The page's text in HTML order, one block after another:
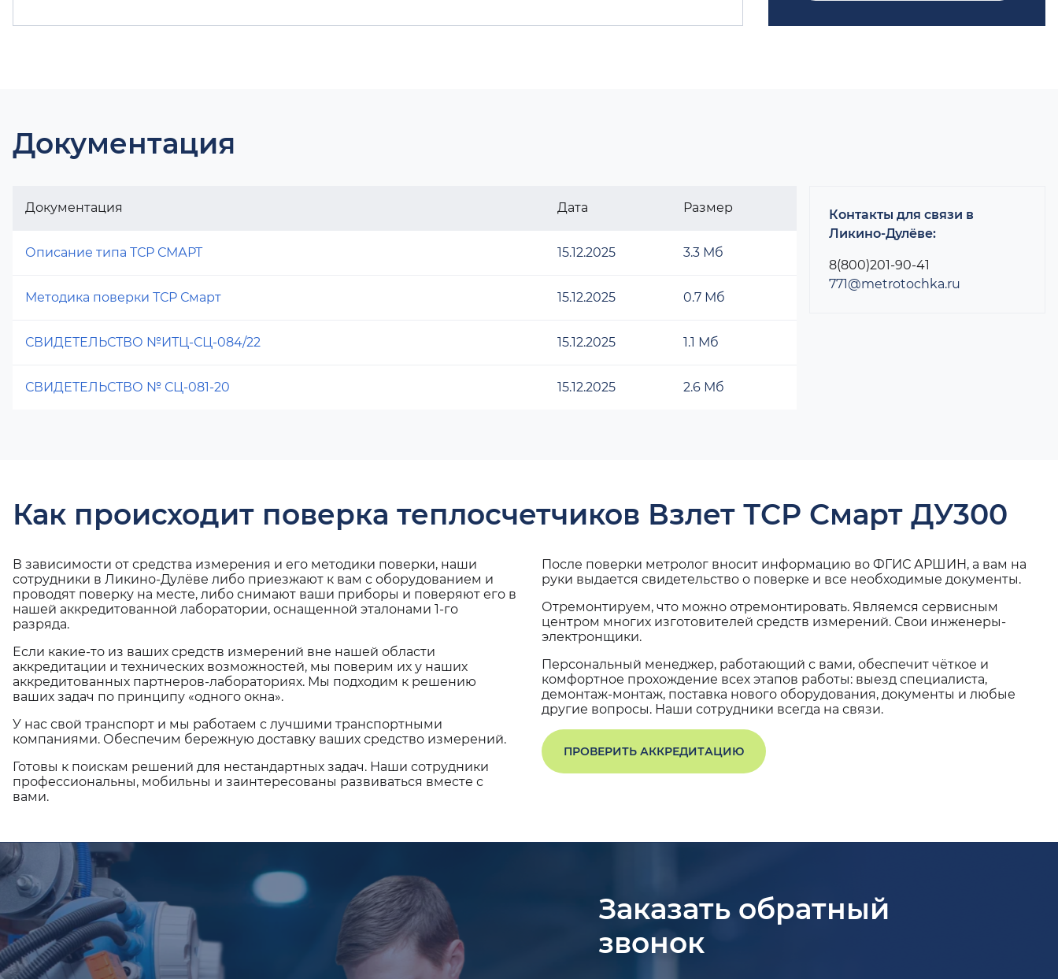
Документация
Документация Дата Размер
Описание типа ТСР СМАРТ 15.12.2025 3.3 Мб
Методика поверки ТСР Смарт 15.12.2025 0.7 Мб
СВИДЕТЕЛЬСТВО №ИТЦ-СЦ-084/22 15.12.2025 1.1 Мб
СВИДЕТЕЛЬСТВО № СЦ-081-20 15.12.2025 2.6 Мб
Контакты для связи в
Ликино-Дулёве:
8(800)201-90-41
771@metrotochka.ru
Как происходит поверка теплосчетчиков Взлет ТСР Смарт ДУ300
В зависимости от средства измерения и его методики поверки, наши
сотрудники в Ликино-Дулёве либо приезжают к вам с оборудованием и
проводят поверку на месте, либо снимают ваши приборы и поверяют его в
нашей аккредитованной лаборатории, оснащенной эталонами 1-го
разряда.
Если какие-то из ваших средств измерений вне нашей области
аккредитации и технических возможностей, мы поверим их у наших
аккредитованных партнеров-лабораториях. Мы подходим к решению
ваших задач по принципу «одного окна».
У нас свой транспорт и мы работаем с лучшими транспортными
компаниями. Обеспечим бережную доставку ваших средство измерений.
Готовы к поискам решений для нестандартных задач. Наши сотрудники
профессиональны, мобильны и заинтересованы развиваться вместе с
вами.
После поверки метролог вносит информацию во ФГИС АРШИН, а вам на
руки выдается свидетельство о поверке и все необходимые документы.
Отремонтируем, что можно отремонтировать. Являемся сервисным
центром многих изготовителей средств измерений. Свои инженеры-
электронщики.
Персональный менеджер, работающий с вами, обеспечит чёткое и
комфортное прохождение всех этапов работы: выезд специалиста,
демонтаж-монтаж, поставка нового оборудования, документы и любые
другие вопросы. Наши сотрудники всегда на связи.
ПРОВЕРИТЬ АККРЕДИТАЦИЮ
Заказать обратный
звонок